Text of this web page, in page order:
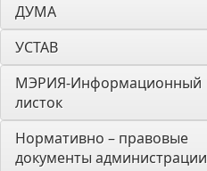
ДУМА
УСТАВ
МЭРИЯ-Информационный
листок
Нормативно – правовые
документы администрации